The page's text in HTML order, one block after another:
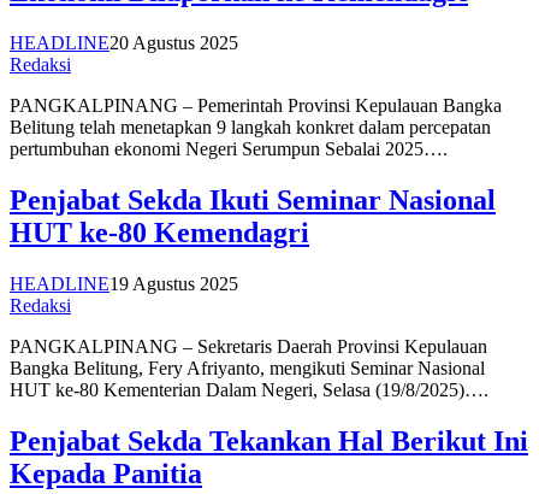
HEADLINE20 Agustus 2025
Redaksi
PANGKALPINANG – Pemerintah Provinsi Kepulauan Bangka
Belitung telah menetapkan 9 langkah konkret dalam percepatan
pertumbuhan ekonomi Negeri Serumpun Sebalai 2025….
Penjabat Sekda Ikuti Seminar Nasional
HUT ke-80 Kemendagri
HEADLINE19 Agustus 2025
Redaksi
PANGKALPINANG – Sekretaris Daerah Provinsi Kepulauan
Bangka Belitung, Fery Afriyanto, mengikuti Seminar Nasional
HUT ke-80 Kementerian Dalam Negeri, Selasa (19/8/2025)….
Penjabat Sekda Tekankan Hal Berikut Ini
Kepada Panitia